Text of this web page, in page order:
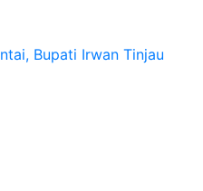
Bupati Irwan Tinjau